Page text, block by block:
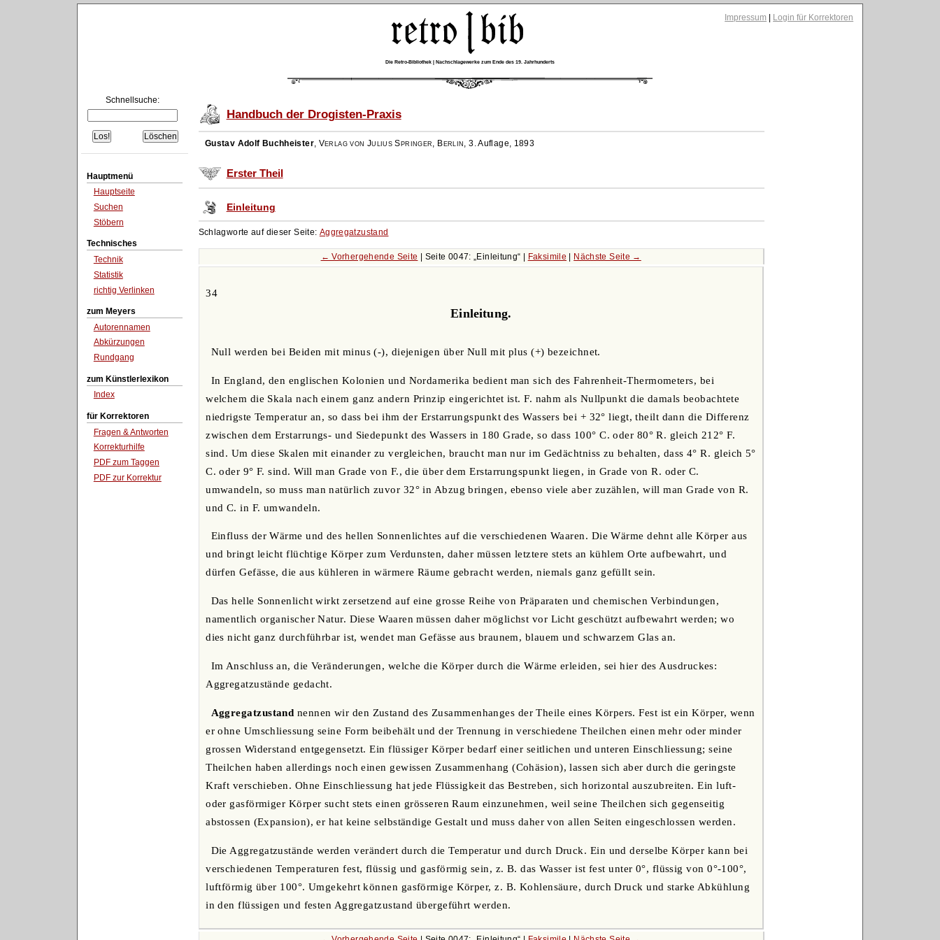
Impressum Login für Korrektoren
Die Retro-Bibliothek | Nachschlagewerke zum Ende des 19. Jahrhunderts
Schnellsuche:
Hauptmenü
Hauptseite
Suchen
Stöbern
Technisches
Technik
Statistik
richtig Verlinken
zum Meyers
Autorennamen
Abkürzungen
Rundgang
zum Künstlerlexikon
Index
für Korrektoren
Fragen & Antworten
Korrekturhilfe
PDF zum Taggen
PDF zur Korrektur
Handbuch der Drogisten-Praxis
Gustav Adolf Buchheister, Verlag von Julius Springer, Berlin,3. Auflage, 1893
Erster Theil
Einleitung
Schlagworte auf dieser Seite: Aggregatzustand
← Vorhergehende Seite | Seite 0047: Einleitung Faksimile Nächste Seite →
34
Einleitung.
Null werden bei Beiden mit minus (-), diejenigen über Null mit plus (+) bezeichnet.
In England, den englischen Kolonien und Nordamerika bedient man sich des Fahrenheit-Thermometers, bei
welchem die Skala nach einem ganz andern Prinzip eingerichtet ist. F. nahm als Nullpunkt die damals beobachtete
niedrigste Temperatur an, so dass bei ihm der Erstarrungspunkt des Wassers bei + 32° liegt, theilt dann die Differenz
zwischen dem Erstarrungs- und Siedepunkt des Wassers in 180 Grade, so dass 100° C. oder 80° R. gleich 212° F.
sind. Um diese Skalen mit einander zu vergleichen, braucht man nur im Gedächtniss zu behalten, dass 4° R. gleich 5°
C. oder 9° F. sind. Will man Grade von F., die über dem Erstarrungspunkt liegen, in Grade von R. oder C.
umwandeln, so muss man natürlich zuvor 32° in Abzug bringen, ebenso viele aber zuzählen, will man Grade von R.
und C. in F. umwandeln.
Einfluss der Wärme und des hellen Sonnenlichtes auf die verschiedenen Waaren. Die Wärme dehnt alle Körper aus
und bringt leicht flüchtige Körper zum Verdunsten, daher müssen letztere stets an kühlem Orte aufbewahrt, und
dürfen Gefässe, die aus kühleren in wärmere Räume gebracht werden, niemals ganz gefüllt sein.
Das helle Sonnenlicht wirkt zersetzend auf eine grosse Reihe von Präparaten und chemischen Verbindungen,
namentlich organischer Natur. Diese Waaren müssen daher möglichst vor Licht geschützt aufbewahrt werden; wo
dies nicht ganz durchführbar ist, wendet man Gefässe aus braunem, blauem und schwarzem Glas an.
Im Anschluss an, die Veränderungen, welche die Körper durch die Wärme erleiden, sei hier des Ausdruckes:
Aggregatzustände gedacht.
Aggregatzustand nennen wir den Zustand des Zusammenhanges der Theile eines Körpers. Fest ist ein Körper, wenn
er ohne Umschliessung seine Form beibehält und der Trennung in verschiedene Theilchen einen mehr oder minder
grossen Widerstand entgegensetzt. Ein flüssiger Körper bedarf einer seitlichen und unteren Einschliessung; seine
Theilchen haben allerdings noch einen gewissen Zusammenhang (Cohäsion), lassen sich aber durch die geringste
Kraft verschieben. Ohne Einschliessung hat jede Flüssigkeit das Bestreben, sich horizontal auszubreiten. Ein luft-
oder gasförmiger Körper sucht stets einen grösseren Raum einzunehmen, weil seine Theilchen sich gegenseitig
abstossen (Expansion), er hat keine selbständige Gestalt und muss daher von allen Seiten eingeschlossen werden.
Die Aggregatzustände werden verändert durch die Temperatur und durch Druck. Ein und derselbe Körper kann bei
verschiedenen Temperaturen fest, flüssig und gasförmig sein, z. B. das Wasser ist fest unter 0°, flüssig von 0°-100°,
luftförmig über 100°. Umgekehrt können gasförmige Körper, z. B. Kohlensäure, durch Druck und starke Abkühlung
in den flüssigen und festen Aggregatzustand übergeführt werden.